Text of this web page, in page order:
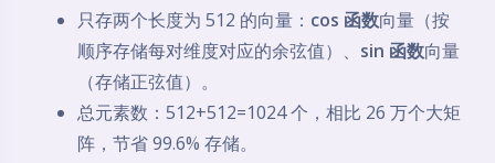
只存两个长度为 512 的向量： cos 函数向量（按
顺序存储每对维度对应的余弦值）、 sin 函数向量
（存储正弦值）。
总元素数：512+512=1024 个，相比 26 万个大矩
阵，节省 99.6% 存储。